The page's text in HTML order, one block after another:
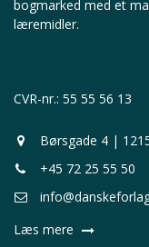
bogmarked med et
læremidler.
CVR-nr.: 55 55 56 13
Børsgade 4 |
+45 72 25 55 50
Læs mere